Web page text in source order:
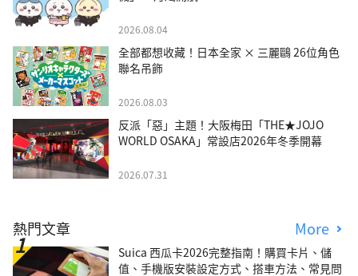
2026.08.04
全部都想收藏！日本全家 × 三麗鷗 26位角色
聯名吊飾
2026.08.03
反派「惡」主題！大阪梅田「THE★JOJO
WORLD OSAKA」常設店2026年冬季開幕
2026.07.31
熱門文章 More
Suica 西瓜卡2026完整指南！購買卡片、儲
值、手機版安裝設定方式、搭車方法、常見問